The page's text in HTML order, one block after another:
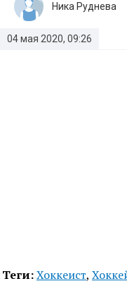
04 мая 2020, 09:26
Ника Руднева
Теги:Хоккеист,